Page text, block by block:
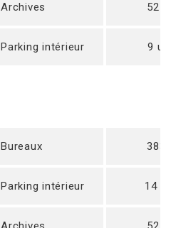
Archives 521
Parking intérieur 9
Bureaux 383
Parking intérieur 14